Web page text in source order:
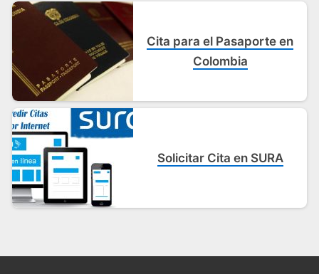
Cita para el Pasaporte en
Colombia
Solicitar Cita en SURA